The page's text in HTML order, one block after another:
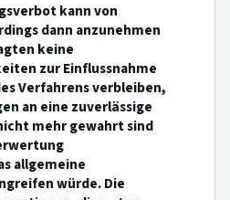
kann von
dann anzunehmen
keine
zur Einflussnahme
Verfahrens verbleiben,
an eine zuverlässige
mehr gewahrt sind
allgemeine
würde. Die